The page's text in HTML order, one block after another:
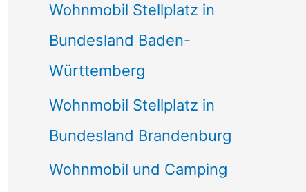
Wohnmobil Stellplatz in
Bundesland Baden-
Württemberg
Wohnmobil Stellplatz in
Bundesland Brandenburg
Wohnmobil und Camping